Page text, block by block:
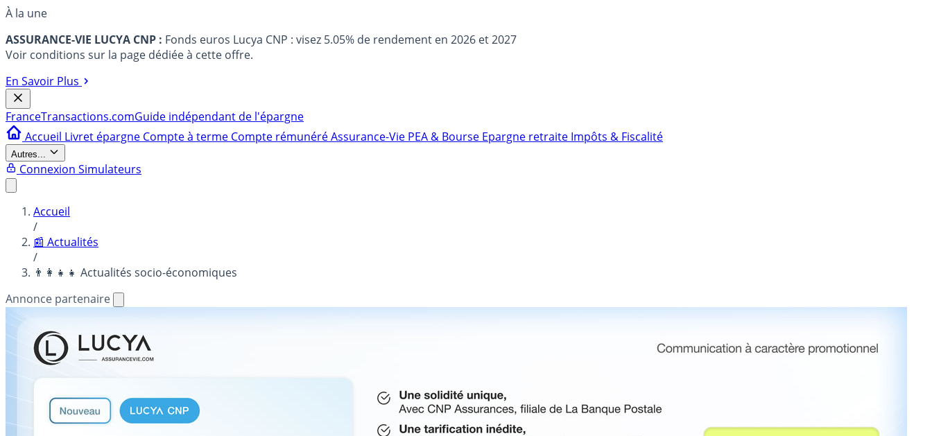
À la une
ASSURANCE-VIE LUCYA CNP : Fonds euros Lucya CNP : visez 5.05% de rendement en 2026 et 2027
Voir conditions sur la page dédiée à cette offre.
En Savoir Plus
FranceTransactions.comGuide indépendant de l'épargne
Accueil Livret épargne Compte à terme Compte rémunéréAssurance-Vie PEA & Bourse Epargne retraite Impôts & Fiscalité
Autres...
Connexion Simulateurs
Accueil
/
📰 Actualités
/
👨‍👩‍👧‍👧 Actualités socio-économiques
Annonce partenaire